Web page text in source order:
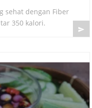
sehat dengan Fiber
350 kalori.
